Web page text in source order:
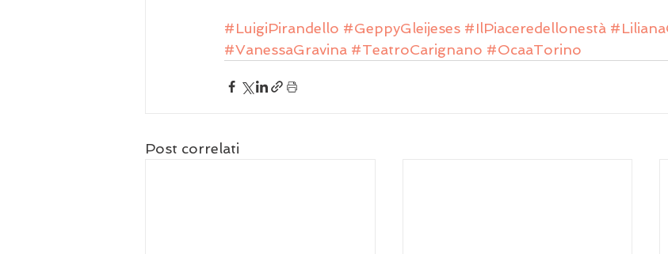
#LuigiPirandello #GeppyGleijeses #IlPiaceredellonestà
#VanessaGravina #TeatroCarignano #OcaaTorino
Post correlati